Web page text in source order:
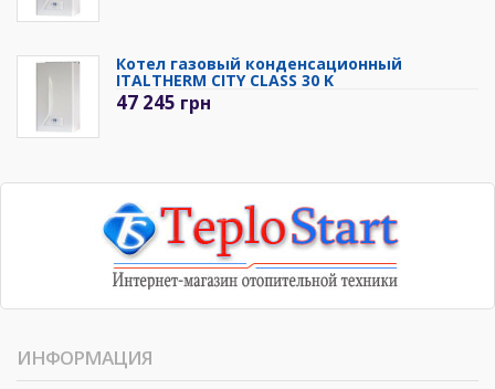
Котел газовый конденсационный
ITALTHERM CITY CLASS 30 K
47 245 грн
ИНФОРМАЦИЯ